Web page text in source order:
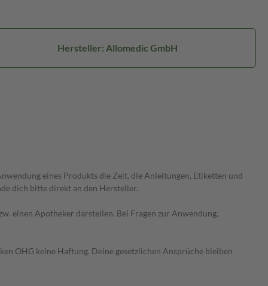
Hersteller: Allomedic GmbH
eines Produkts die Zeit, die Anleitungen, Etiketten und
dich bitte direkt an den Hersteller.
einen Apotheker darstellen. Bei Fragen zur Anwendung,
OHG keine Haftung. Deine gesetzlichen Ansprüche bleiben